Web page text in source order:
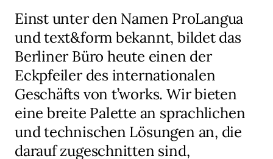
Einst unter den Namen ProLangua
und text&form bekannt, bildet das
Berliner Büro heute einen der
Eckpfeiler des internationalen
Geschäfts von t’works. Wir bieten
eine breite Palette an sprachlichen
und technischen Lösungen an, die
darauf zugeschnitten sind,